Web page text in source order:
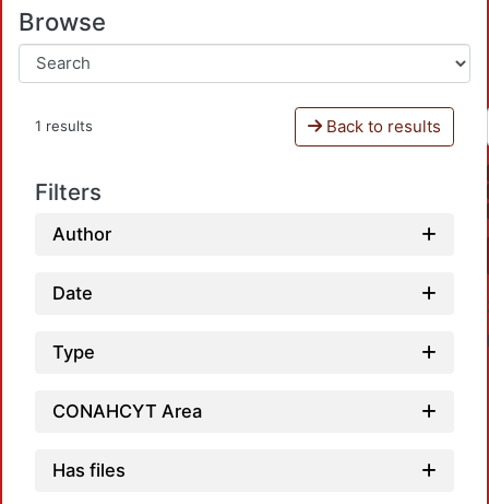
Browse
1 results Back to results
Filters
Author
Date
Type
CONAHCYT Area
Has files